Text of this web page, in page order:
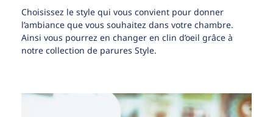
Choisissez le style qui vous convient pour donner
l’ambiance que vous souhaitez dans votre chambre.
Ainsi vous pourrez en changer en clin d’oeil grâce à
notre collection de parures Style.